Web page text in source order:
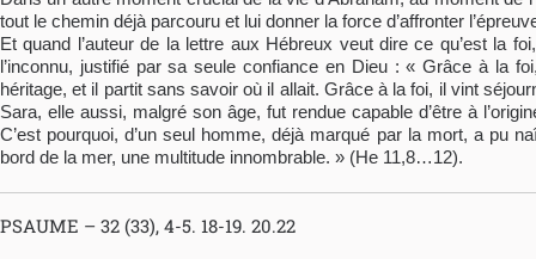
tout le chemin déjà parcouru et lui donner la force d’affronter
Et quand l’auteur de la lettre aux Hébreux veut dire ce qu’est la
l’inconnu, justifié par sa seule confiance en Dieu : « Grâce à la
héritage, et il partit sans savoir où il allait. Grâce à la foi, il vint
Sara, elle aussi, malgré son âge, fut rendue capable d’être à
C’est pourquoi, d’un seul homme, déjà marqué par la mort, a pu
bord de la mer, une multitude innombrable. » (He 11,8…12).
PSAUME – 32 (33), 4-5. 18-19. 20.22